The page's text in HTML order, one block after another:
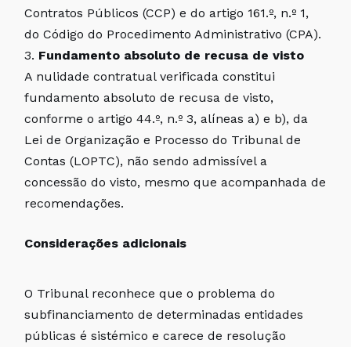
Contratos Públicos (CCP) e do artigo 161.º, n.º 1,
do Código do Procedimento Administrativo (CPA).
Fundamento absoluto de recusa de visto
A nulidade contratual verificada constitui
fundamento absoluto de recusa de visto,
conforme o artigo 44.º, n.º 3, alíneas a) e b), da
Lei de Organização e Processo do Tribunal de
Contas (LOPTC), não sendo admissível a
concessão do visto, mesmo que acompanhada de
recomendações.
Considerações adicionais
O Tribunal reconhece que o problema do
subfinanciamento de determinadas entidades
públicas é sistémico e carece de resolução